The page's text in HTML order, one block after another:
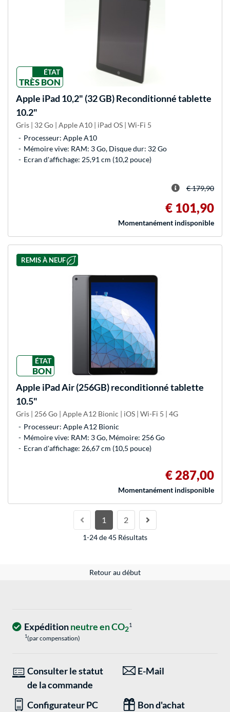
ÉTAT
TRÈS BON
Apple iPad 10,2" (32 GB) Reconditionné tablette
10.2"
Gris | 32 Go | Apple A10 | iPad OS | Wi-Fi 5
Processeur: Apple A10
Mémoire vive: RAM: 3 Go, Disque dur: 32 Go
Ecran d'affichage: 25,91 cm (10,2 pouce)
€ 179,90
€ 101,90
Momentanément indisponible
REMIS À NEUF
ÉTAT
BON
Apple iPad Air (256GB) reconditionné tablette
10.5"
Gris | 256 Go | Apple A12 Bionic | iOS | Wi-Fi 5 | 4G
Processeur: Apple A12 Bionic
Mémoire vive: RAM: 3 Go, Mémoire: 256 Go
Ecran d'affichage: 26,67 cm (10,5 pouce)
€ 287,00
Momentanément indisponible
1 2
1-24 de 45 Résultats
Retour au début
Expéditionneutre en CO21
1(par compensation)
Consulter le statut
de la commande
E-Mail
Configurateur PC Bon d'achat